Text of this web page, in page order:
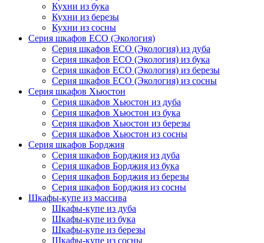
Кухни из бука
Кухни из березы
Кухни из сосны
Серия шкафов ECO (Экология)
Серия шкафов ECO (Экология) из дуба
Серия шкафов ECO (Экология) из бука
Серия шкафов ECO (Экология) из березы
Серия шкафов ECO (Экология) из сосны
Серия шкафов Хьюстон
Серия шкафов Хьюстон из дуба
Серия шкафов Хьюстон из бука
Серия шкафов Хьюстон из березы
Серия шкафов Хьюстон из сосны
Серия шкафов Борджия
Серия шкафов Борджия из дуба
Серия шкафов Борджия из бука
Серия шкафов Борджия из березы
Серия шкафов Борджия из сосны
Шкафы-купе из массива
Шкафы-купе из дуба
Шкафы-купе из бука
Шкафы-купе из березы
Шкафы-купе из сосны